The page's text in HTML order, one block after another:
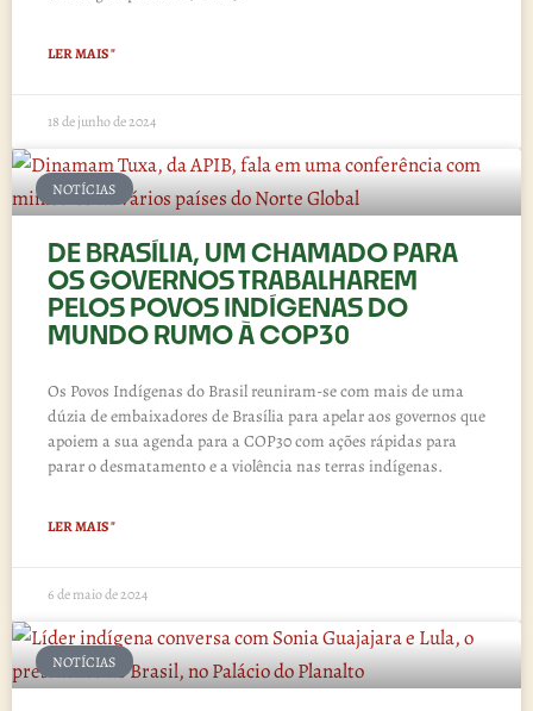
LER MAIS "
18 de junho de 2024
NOTÍCIAS
DE BRASÍLIA, UM CHAMADO PARA
OS GOVERNOS TRABALHAREM
PELOS POVOS INDÍGENAS DO
MUNDO RUMO À COP30
Os Povos Indígenas do Brasil reuniram-se com mais de uma
dúzia de embaixadores de Brasília para apelar aos governos que
apoiem a sua agenda para a COP30 com ações rápidas para
parar o desmatamento e a violência nas terras indígenas.
LER MAIS "
6 de maio de 2024
NOTÍCIAS